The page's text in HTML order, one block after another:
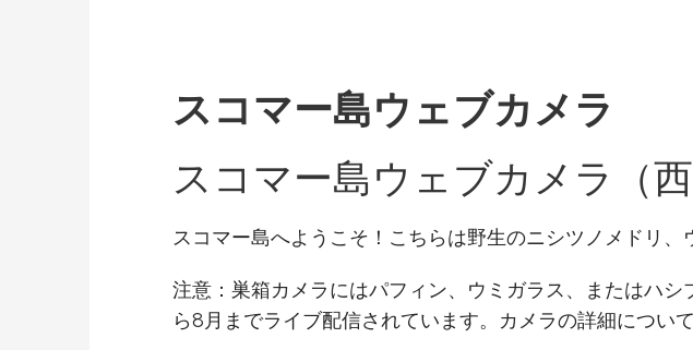
スコマー島ウェブカメラ
スコマー島ウェブカメラ（西
スコマー島へようこそ！こちらは野生のニシツノメドリ
注意：巣箱カメラにはパフィン、ウミガラス、またはハ
ら8月までライブ配信されています。カメラの詳細について